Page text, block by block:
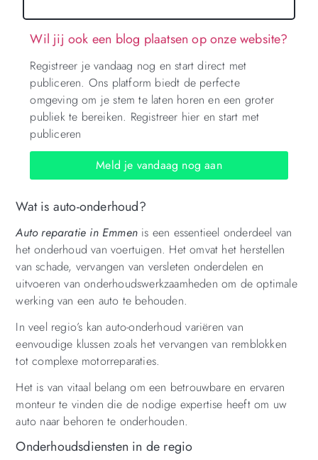
Wat is auto-onderhoud?
Auto reparatie in Emmen is een essentieel onderdeel van
het onderhoud van voertuigen. Het omvat het herstellen
van schade, vervangen van versleten onderdelen en
uitvoeren van onderhoudswerkzaamheden om de optimale
werking van een auto te behouden.
In veel regio’s kan auto-onderhoud variëren van
eenvoudige klussen zoals het vervangen van remblokken
tot complexe motorreparaties.
Het is van vitaal belang om een betrouwbare en ervaren
monteur te vinden die de nodige expertise heeft om uw
auto naar behoren te onderhouden.
Onderhoudsdiensten in de regio
Wil jij ook een blog plaatsen op onze website?
Registreer je vandaag nog en start direct met
publiceren. Ons platform biedt de perfecte
omgeving om je stem te laten horen en een groter
publiek te bereiken. Registreer hier en start met
publiceren
Meld je vandaag nog aan